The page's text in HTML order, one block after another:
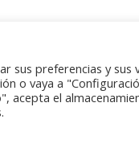
sus preferencias y sus
o vaya a
acepta el